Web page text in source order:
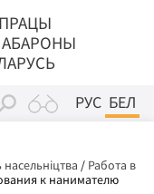
РУС БЕЛ
/ Работа в
к нанимателю